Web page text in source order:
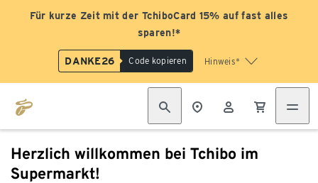
Für kurze Zeit mit der TchiboCard 15% auf fast alles
sparen!*
DANKE26 Code kopieren Hinweis*
Herzlich willkommen bei Tchibo im
Supermarkt!